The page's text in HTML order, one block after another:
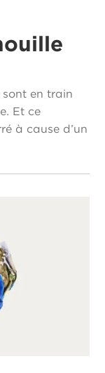
sont en train
Et ce
à cause d’un